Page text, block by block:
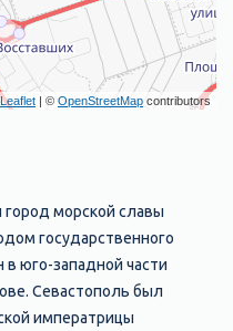
Leaflet | © OpenStreetMap contributors
морской славы
государственного
в юго-западной части
Севастополь был
императрицы